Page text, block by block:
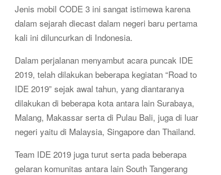
Jenis mobil CODE 3 ini sangat istimewa karena
dalam sejarah diecast dalam negeri baru pertama
kali ini diluncurkan di Indonesia.
Dalam perjalanan menyambut acara puncak IDE
2019, telah dilakukan beberapa kegiatan “Road to
IDE 2019” sejak awal tahun, yang diantaranya
dilakukan di beberapa kota antara lain Surabaya,
Malang, Makassar serta di Pulau Bali, juga di luar
negeri yaitu di Malaysia, Singapore dan Thailand.
Team IDE 2019 juga turut serta pada beberapa
gelaran komunitas antara lain South Tangerang